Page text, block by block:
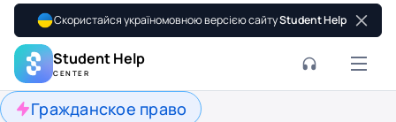
Скористайся україномовною версією сайтуStudent Help
Student Help
CENTER
Гражданское право